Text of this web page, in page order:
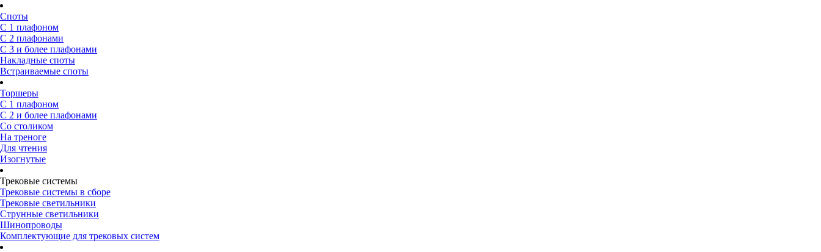
Споты
С 1 плафоном
С 2 плафонами
С 3 и более плафонами
Накладные споты
Встраиваемые споты
Торшеры
С 1 плафоном
С 2 и более плафонами
Со столиком
На треноге
Для чтения
Изогнутые
Трековые системы
Трековые системы в сборе
Трековые светильники
Струнные светильники
Шинопроводы
Комплектующие для трековых систем